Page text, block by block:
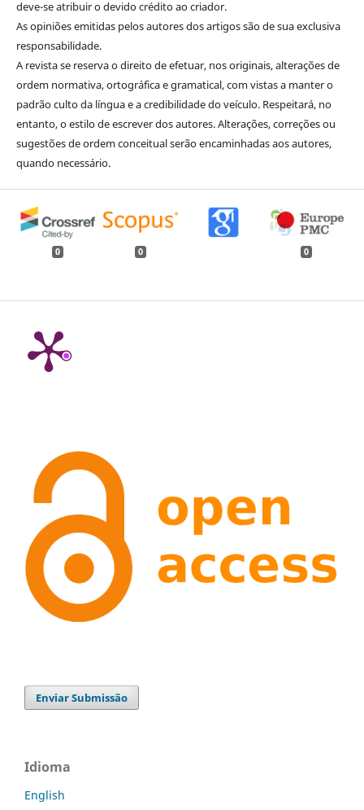
deve-se atribuir o devido crédito ao criador.
As opiniões emitidas pelos autores dos artigos são de sua exclusiva
responsabilidade.
A revista se reserva o direito de efetuar, nos originais, alterações de
ordem normativa, ortográfica e gramatical, com vistas a manter o
padrão culto da língua e a credibilidade do veículo. Respeitará, no
entanto, o estilo de escrever dos autores. Alterações, correções ou
sugestões de ordem conceitual serão encaminhadas aos autores,
quando necessário.
0 0 0
Enviar Submissão
Idioma
English